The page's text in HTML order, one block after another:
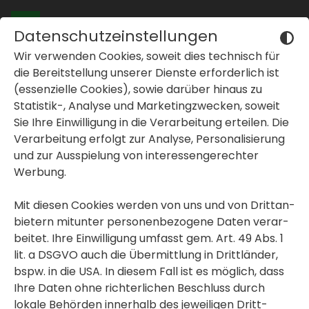
Datenschutzeinstellungen
Wir verwenden Cookies, soweit dies tech­nisch für
die Bereit­stel­lung unserer Dienste erfor­der­lich ist
(essen­zi­elle Cookies), sowie darüber hinaus zu
Statistik-, Analyse und Marke­ting­zwe­cken, soweit
Sie Ihre Einwil­li­gung in die Verar­bei­tung erteilen. Die
Verar­bei­tung erfolgt zur Analyse, Perso­na­li­sie­rung
und zur Ausspie­lung von inter­es­sen­ge­rechter
Werbung.
Mit diesen Cookies werden von uns und von Dritt­an­
bie­tern mitunter perso­nen­be­zo­gene Daten verar­
beitet. Ihre Einwil­li­gung umfasst gem. Art. 49 Abs. 1
lit. a DSGVO auch die Übermitt­lung in Dritt­länder,
bspw. in die USA. In diesem Fall ist es möglich, dass
Ihre Daten ohne rich­ter­li­chen Beschluss durch
lokale Behörden inner­halb des jewei­ligen Dritt­
oder ausblenden
oder ausblenden
oder ausblenden
Oops, an error occurred! Code: 20260809093045b85e26ff
Immo­bi­lien finden
GWS Gemeinnützige Alpenländische
Gesellschaft für Wohnungsbau und
Siedlungswesen m.b.H.
Am Puls der Zeit - Ihr neues